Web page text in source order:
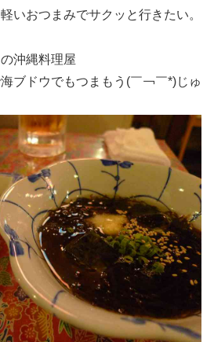
いおつまみでサクッと行きたい。
沖縄料理屋
ブドウでもつまもう(￣￢￣*)じゅ